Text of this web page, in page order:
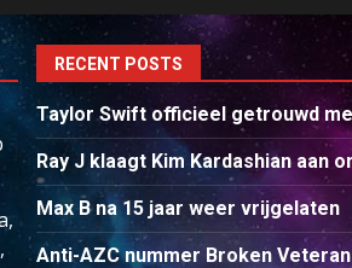
RECENT POSTS
Taylor Swift officieel getrouwd
Ray J klaagt Kim Kardashian aan
Max B na 15 jaar weer vrijgelaten
Anti-AZC nummer Broken